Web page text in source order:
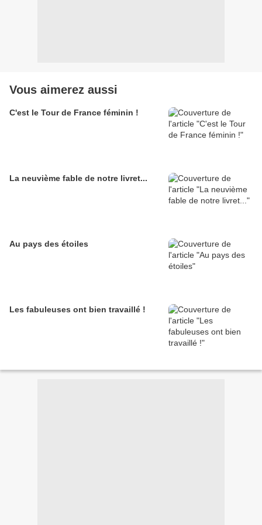
Vous aimerez aussi
C'est le Tour de France féminin !
La neuvième fable de notre livret...
Au pays des étoiles
Les fabuleuses ont bien travaillé !